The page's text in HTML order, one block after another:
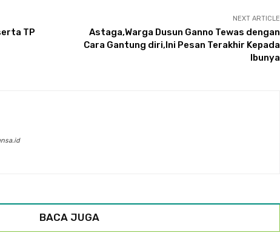
TP
NEXT ARTICLE
Astaga,Warga Dusun Ganno Tewas dengan
Cara Gantung diri,Ini Pesan Terakhir Kepada
Ibunya
BACA JUGA